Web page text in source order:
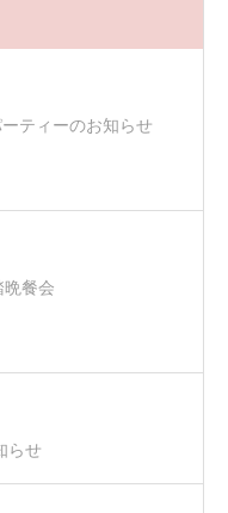
ティーのお知らせ
晩餐会
らせ